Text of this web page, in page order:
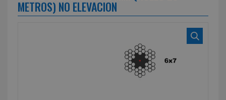
METROS) NO ELEVACION